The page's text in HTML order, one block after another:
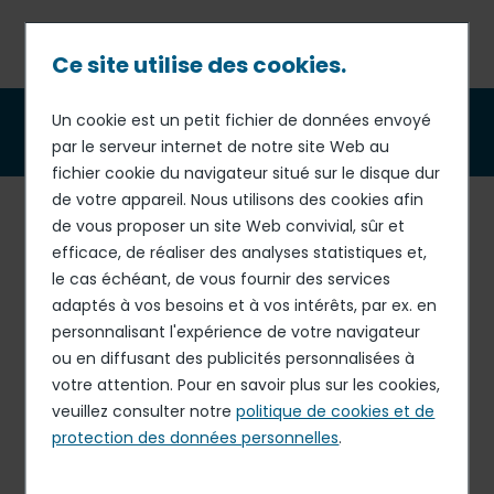
principal
Fil
d'Ariane
Parrainages & Mécénats
Le groupe Elior est fier de soutenir bénévolement une
grande variété d'activités, notamment sportives,
culturelles et caritatives. Ce soutien peut donner lieu à
des opérations de dons, de mécénats ou, dans d'autres
cas, de parrainages (aussi appelé sponsoring).
Les dons et les mécénatssont des soutiens matériels
ou financiers accordés à une association ou à une
personne morale pour l'exercice d'activités d'intérêt
général. Aucune contrepartie directe ou indirecte ne
Ce site utilise des cookies.
Un cookie est un petit fichier de données envoyé
par le serveur internet de notre site Web au
fichier cookie du navigateur situé sur le disque dur
de votre appareil. Nous utilisons des cookies afin
de vous proposer un site Web convivial, sûr et
efficace, de réaliser des analyses statistiques et,
le cas échéant, de vous fournir des services
adaptés à vos besoins et à vos intérêts, par ex. en
personnalisant l'expérience de votre navigateur
ou en diffusant des publicités personnalisées à
votre attention. Pour en savoir plus sur les cookies,
veuillez consulter notrepolitique de cookies et de
protection des données personnelles.